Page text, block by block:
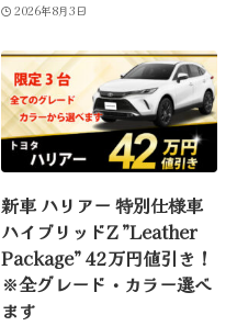
2026年8月3日
新車 ハリアー 特別仕様車
ハイブリッドZ ”Leather
Package” 42万円値引き！
※全グレード・カラー選べ
ます